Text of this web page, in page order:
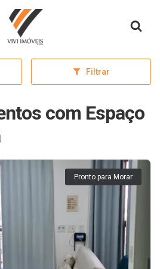
Página inicial
Filtrar
com Espaço
Pronto para Morar